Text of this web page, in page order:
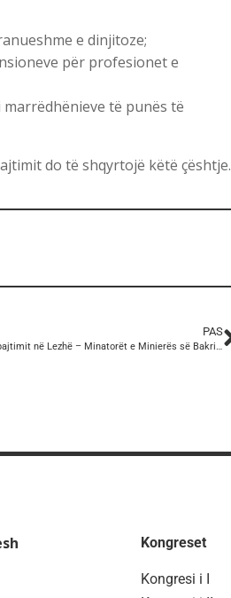
e dinjitoze;
për profesionet e
të punës të
do të shqyrtojë këtë çështje.
PAS
KSSH: Dështoi seanca e pajtimit në Lezhë – Minatorët e Minierës së Bakrit Spaç, nisin grevë pa afat të hënën.
Kongreset
Kongresi i I